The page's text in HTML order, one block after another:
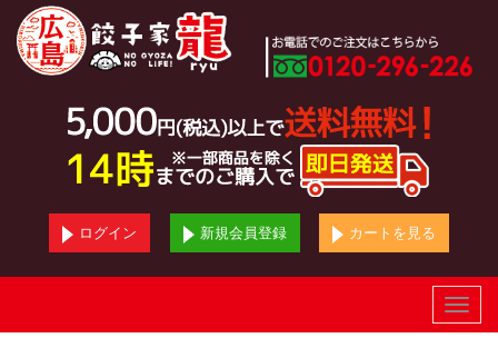
ログイン 新規会員登録 カートを見る
Toggle